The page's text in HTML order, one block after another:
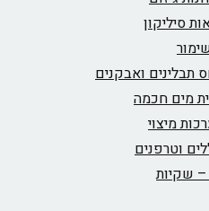
סיליקון
ואבקנים
מים חכמה
מיצוי
וטרפנים
שקיות